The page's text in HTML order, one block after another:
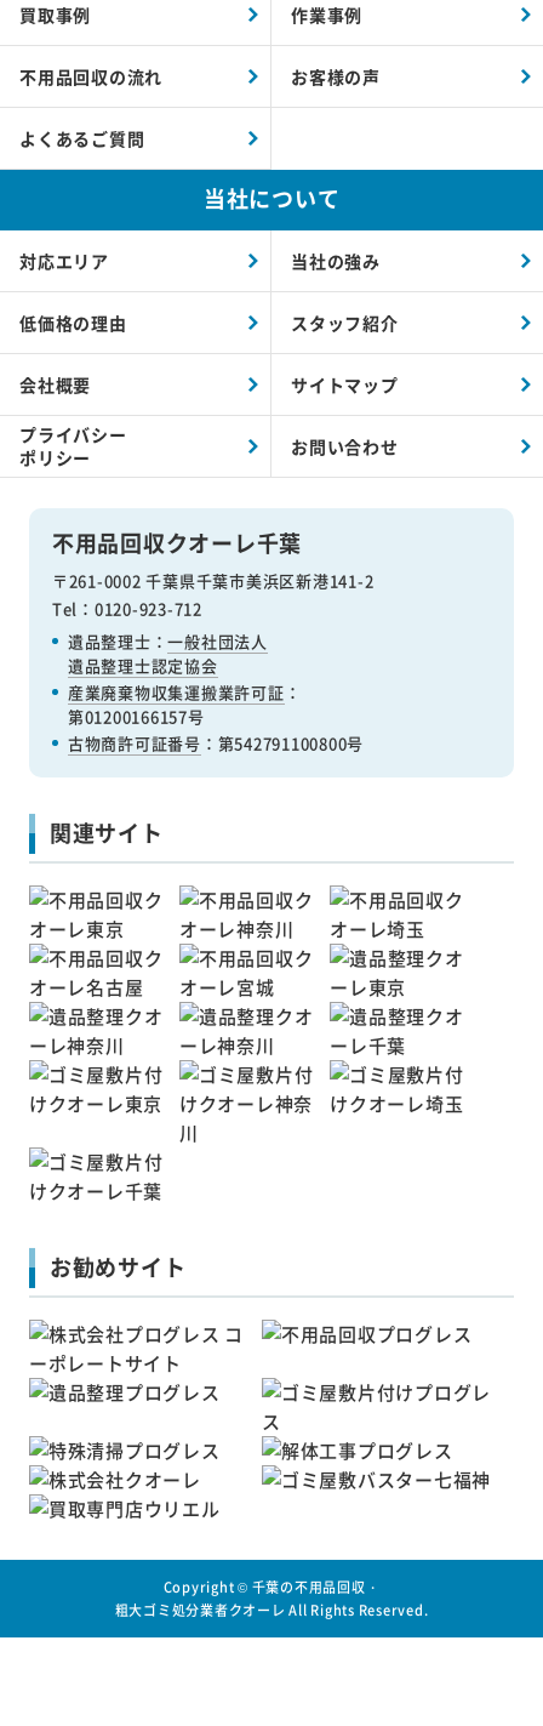
不用品回収クオーレ千葉
〒261-0002 千葉県千葉市美浜区新港141-2
Tel：0120-923-712
遺品整理士：一般社団法人
遺品整理士認定協会
産業廃棄物収集運搬業許可証 ：
第01200166157号
古物商許可証番号 ：第542791100800号
買取事例 作業事例
不用品回収の流れ お客様の声
よくあるご質問
当社について
対応エリア 当社の強み
低価格の理由 スタッフ紹介
会社概要 サイトマップ
プライバシー
ポリシー
お問い合わせ
関連サイト
お勧めサイト
Copyright © 千葉の不用品回収・
粗大ゴミ処分業者クオーレ All Rights Reserved.